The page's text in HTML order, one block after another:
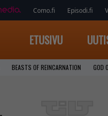
Como.fi Episodi.fi
ETUSIVU
BEASTS OF REINCARNATION GOD